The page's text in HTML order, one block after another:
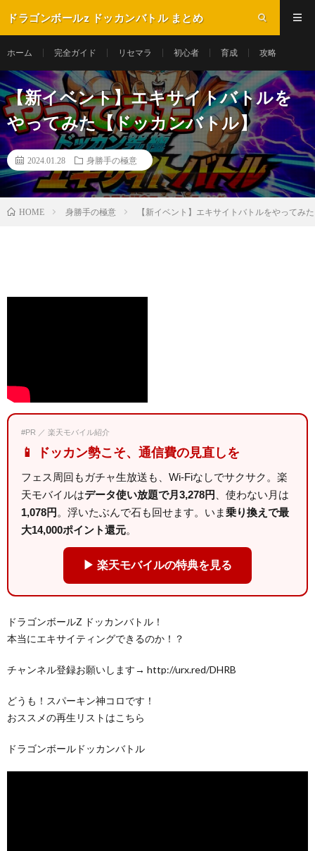
ドラゴンボールz ドッカンバトル まとめ
ホーム 完全ガイド リセマラ 初心者 育成 攻略
【新イベント】エキサイトバトルを
やってみた【ドッカンバトル】
2024.01.28 身勝手の極意
HOME 身勝手の極意 【新イベント】エキサイトバトルをやってみ
#PR ／ 楽天モバイル紹介
📱 ドッカン勢こそ、通信費の見直しを
フェス周回もガチャ生放送も、Wi-Fiなしでサクサク。楽
天モバイルはデータ使い放題で月3,278円
、使わない月は
1,078円 。浮いたぶんで石も回せます。いま乗り換えで最
大14,000ポイント還元。
▶ 楽天モバイルの特典を見る
ドラゴンボールZ ドッカンバトル！
本当にエキサイティングできるのか！？
チャンネル登録お願いします→ http://urx.red/DHRB
どうも！スパーキン神コロです！
おススメの再生リストはこちら
ドラゴンボールドッカンバトル